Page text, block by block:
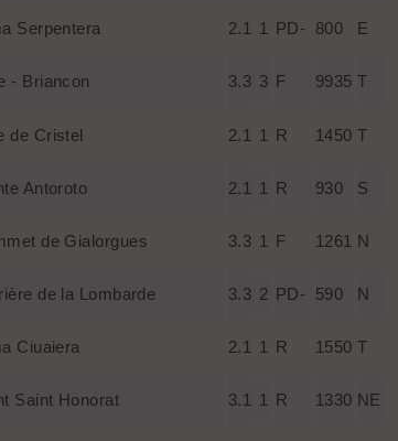
Serpentera 2.1 1 PD- 800 E
- Briancon 3.3 3 F 9935 T
de Cristel 2.1 1 R 1450 T
Antoroto 2.1 1 R 930 S
de Gialorgues 3.3 1 F 1261 N
de la Lombarde 3.3 2 PD- 590 N
Ciuaiera 2.1 1 R 1550 T
Saint Honorat 3.1 1 R 1330 NE